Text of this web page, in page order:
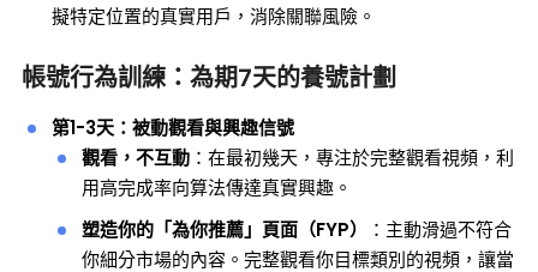
擬特定位置的真實用戶，消除關聯風險。
帳號行為訓練：為期7天的養號計劃
第1-3天：被動觀看與興趣信號
觀看，不互動 ：在最初幾天，專注於完整觀看視頻，利
用高完成率向算法傳達真實興趣。
塑造你的「為你推薦」頁面（FYP）
：主動滑過不符合
你細分市場的內容。完整觀看你目標類別的視頻，讓當